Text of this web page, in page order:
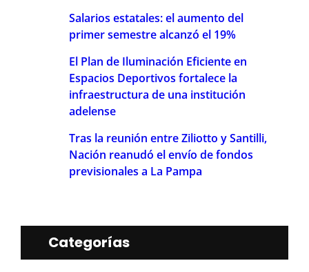
Salarios estatales: el aumento del
primer semestre alcanzó el 19%
El Plan de Iluminación Eficiente en
Espacios Deportivos fortalece la
infraestructura de una institución
adelense
Tras la reunión entre Ziliotto y Santilli,
Nación reanudó el envío de fondos
previsionales a La Pampa
Categorías